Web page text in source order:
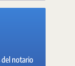
notario